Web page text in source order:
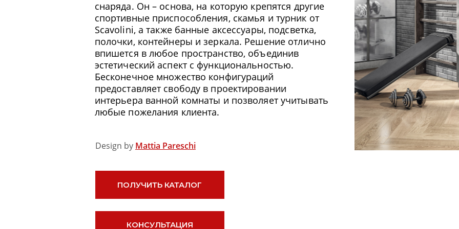
предоставляет свободу в проектировании
интерьера ванной комнаты и позволяет учитывать
любые пожелания клиента.
Design byMattia Pareschi
ПОЛУЧИТЬ КАТАЛОГ